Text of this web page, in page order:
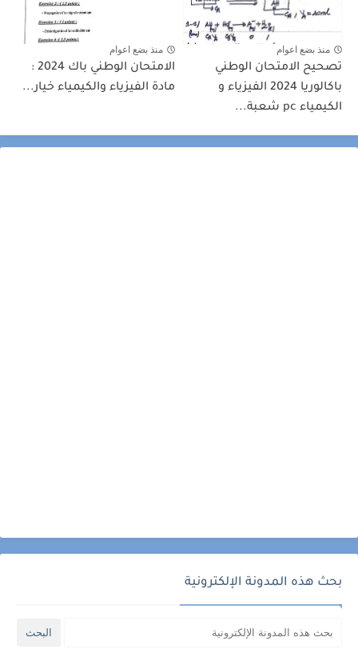
منذ بضع اعوام
تصحيح الامتحان الوطني
باكالوريا 2024 الفيزياء و
الكيمياء pc شعبة...
منذ بضع اعوام
الامتحان الوطني باك 2024 :
مادة الفيزياء والكيمياء خيار...
بحث هذه المدونة الإلكترونية